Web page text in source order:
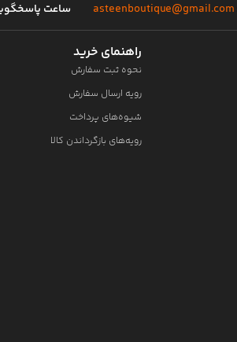
asteenboutique@gmail.com ساعت
راهنمای خرید
نحوه ثبت سفارش
رویه ارسال سفارش
شیوه‌های پرداخت
رویه‌های بازگرداندن کالا